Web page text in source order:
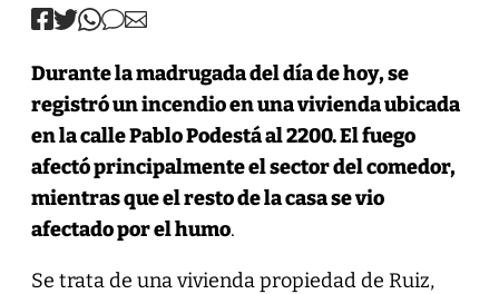
Durante la madrugada del día de hoy, se
registró un incendio en una vivienda ubicada
en la calle Pablo Podestá al 2200. El fuego
afectó principalmente el sector del comedor,
mientras que el resto de la casa se vio
afectado por el humo.
Se trata de una vivienda propiedad de Ruiz,